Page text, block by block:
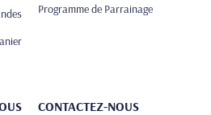
Programme de Parrainage
CONTACTEZ-NOUS